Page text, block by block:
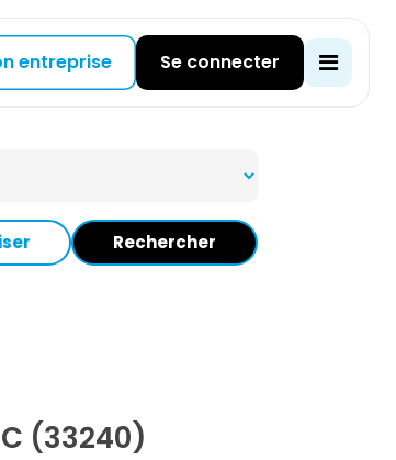
entreprise Se connecter
Rechercher
(33240)